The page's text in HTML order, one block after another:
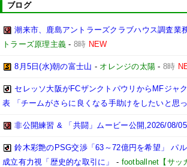
ブログ
潮来市、鹿島アントラーズクラブハウス調査業
トラーズ原理主義 - 8時 NEW
8月5日(水)朝の富士山 - オレンジの太陽 - 8時
セレッソ大阪がFCザンクトパウリからMFジャ
表 「チームがさらに良くなる手助けをしたいと思
非公開練習 & 「共闘」ムービー公開,2026/08/05
鈴木彩艶のPSG交渉「63～72億円を希望」 パ
成立有力視「歴史的な取引に」
- footballnet【サッ